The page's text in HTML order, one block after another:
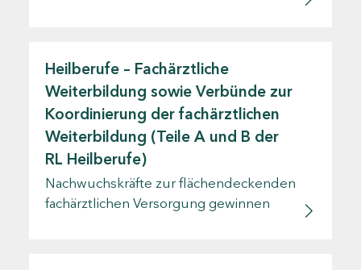
Heilberufe – Fachärztliche
Weiterbildung sowie Verbünde zur
Koordinierung der fachärztlichen
Weiterbildung (Teile A und B der
RL Heilberufe)
Nachwuchskräfte zur flächendeckenden
fachärztlichen Versorgung gewinnen